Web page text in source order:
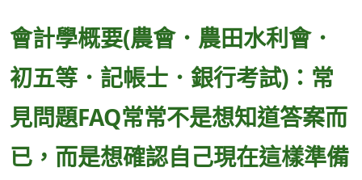
會計學概要(農會．農田水利會．
初五等．記帳士．銀行考試)：常
見問題FAQ常常不是想知道答案而
已，而是想確認自己現在這樣準備